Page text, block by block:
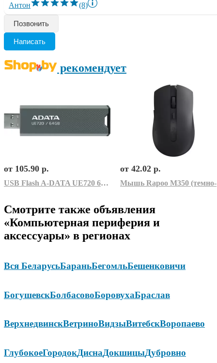
Антон (8)
Позвонить
Написать
рекомендует
от 105.90 р.
USB Flash A-DATA UE720 64GB (серый)
от 42.02 р.
Смотрите также объявления
«Компьютерная периферия и
аксессуары» в регионах
Вся БеларусьБараньБегомльБешенковичи
БогушевскБолбасовоБоровухаБраслав
ВерхнедвинскВетриноВидзыВитебскВоропаево
ГлубокоеГородокДиснаДокшицыДубровно